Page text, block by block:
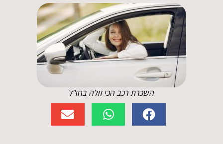
השכרת רכב הכי זולה בחו"ל